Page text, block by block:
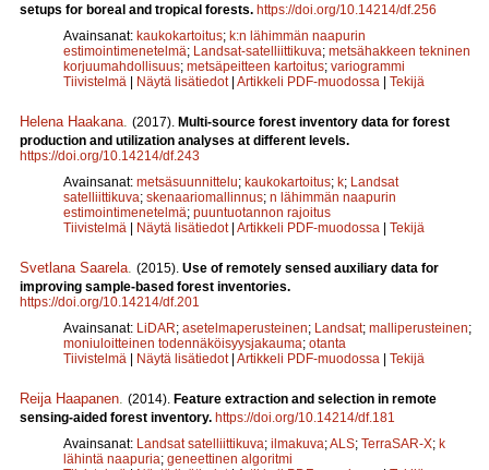
setups for boreal and tropical forests. https://doi.org/10.14214/df.256
Avainsanat: kaukokartoitus; k:n lähimmän naapurin
estimointimenetelmä; Landsat-satelliittikuva; metsähakkeen tekninen
korjuumahdollisuus; metsäpeitteen kartoitus; variogrammi
Tiivistelmä | Näytä lisätiedot | Artikkeli PDF-muodossa | Tekijä
Helena Haakana (2017). Multi-source forest inventory data for forest
production and utilization analyses at different levels.
https://doi.org/10.14214/df.243
Avainsanat: metsäsuunnittelu; kaukokartoitus; k; Landsat
satelliittikuva; skenaariomallinnus; n lähimmän naapurin
estimointimenetelmä; puuntuotannon rajoitus
Tiivistelmä | Näytä lisätiedot | Artikkeli PDF-muodossa | Tekijä
Svetlana Saarela (2015). Use of remotely sensed auxiliary data for
improving sample-based forest inventories.
https://doi.org/10.14214/df.201
Avainsanat: LiDAR; asetelmaperusteinen; Landsat; malliperusteinen;
moniuloitteinen todennäköisyysjakauma; otanta
Tiivistelmä | Näytä lisätiedot | Artikkeli PDF-muodossa | Tekijä
Reija Haapanen (2014). Feature extraction and selection in remote
sensing-aided forest inventory. https://doi.org/10.14214/df.181
Avainsanat: Landsat satelliittikuva; ilmakuva;ALS; TerraSAR-X; k
lähintä naapuria; geneettinen algoritmi